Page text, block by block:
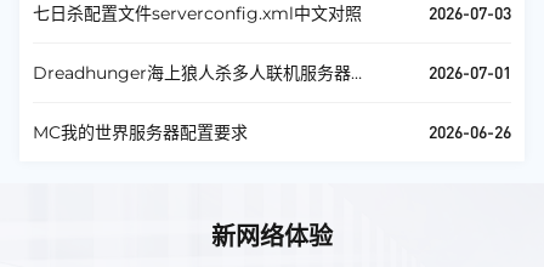
七日杀配置文件serverconfig.xml中文对照 2026-07-03
Dreadhunger海上狼人杀多人联机服务器
2026-07-01
MC我的世界服务器配置要求 2026-06-26
新网络体验